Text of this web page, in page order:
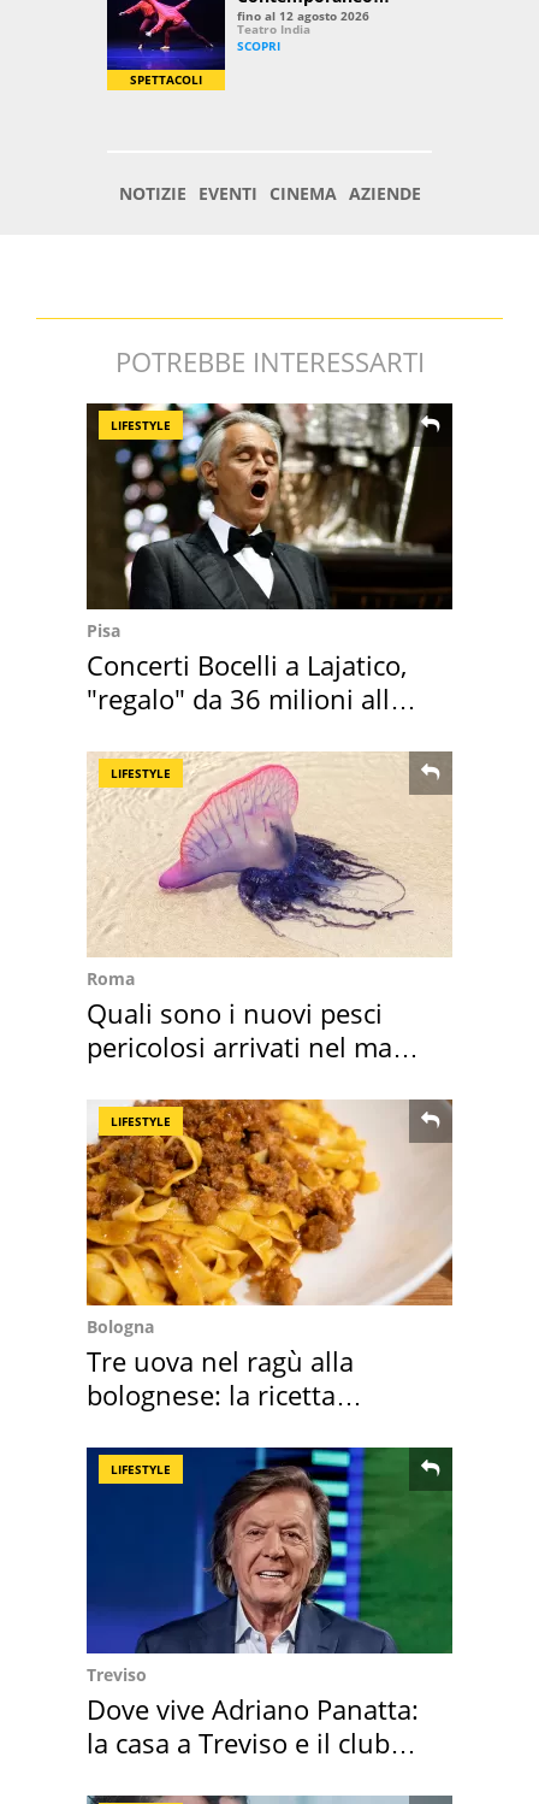
POTREBBE INTERESSARTI
LIFESTYLE
Pisa
Concerti Bocelli a Lajatico,
"regalo" da 36 milioni alla
LIFESTYLE
Roma
Quali sono i nuovi pesci
pericolosi arrivati nel mar
LIFESTYLE
Bologna
Tre uova nel ragù alla
bolognese: la ricetta
LIFESTYLE
Treviso
Dove vive Adriano Panatta:
la casa a Treviso e il club